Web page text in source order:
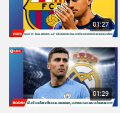
01:27
01:29